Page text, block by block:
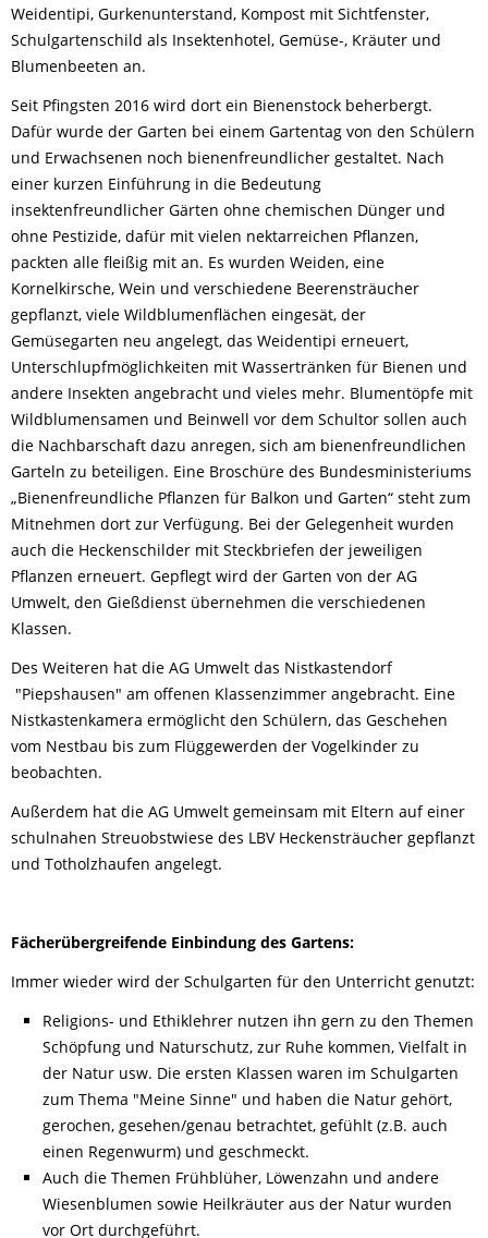
Weidentipi, Gurkenunterstand, Kompost mit Sichtfenster,
Schulgartenschild als Insektenhotel, Gemüse-, Kräuter und
Blumenbeeten an.
Seit Pfingsten 2016 wird dort ein Bienenstock beherbergt.
Dafür wurde der Garten bei einem Gartentag von den Schülern
und Erwachsenen noch bienenfreundlicher gestaltet. Nach
einer kurzen Einführung in die Bedeutung
insektenfreundlicher Gärten ohne chemischen Dünger und
ohne Pestizide, dafür mit vielen nektarreichen Pflanzen,
packten alle fleißig mit an. Es wurden Weiden, eine
Kornelkirsche, Wein und verschiedene Beerensträucher
gepflanzt, viele Wildblumenflächen eingesät, der
Gemüsegarten neu angelegt, das Weidentipi erneuert,
Unterschlupfmöglichkeiten mit Wassertränken für Bienen und
andere Insekten angebracht und vieles mehr. Blumentöpfe mit
Wildblumensamen und Beinwell vor dem Schultor sollen auch
die Nachbarschaft dazu anregen, sich am bienenfreundlichen
Garteln zu beteiligen. Eine Broschüre des Bundesministeriums
„Bienenfreundliche Pflanzen für Balkon und Garten“ steht zum
Mitnehmen dort zur Verfügung. Bei der Gelegenheit wurden
auch die Heckenschilder mit Steckbriefen der jeweiligen
Pflanzen erneuert. Gepflegt wird der Garten von der AG
Umwelt, den Gießdienst übernehmen die verschiedenen
Klassen.
Des Weiteren hat die AG Umwelt das Nistkastendorf
"Piepshausen" am offenen Klassenzimmer angebracht. Eine
Nistkastenkamera ermöglicht den Schülern, das Geschehen
vom Nestbau bis zum Flüggewerden der Vogelkinder zu
beobachten.
Außerdem hat die AG Umwelt gemeinsam mit Eltern auf einer
schulnahen Streuobstwiese des LBV Heckensträucher gepflanzt
und Totholzhaufen angelegt.
Fächerübergreifende Einbindung des Gartens:
Immer wieder wird der Schulgarten für den Unterricht genutzt:
Religions- und Ethiklehrer nutzen ihn gern zu den Themen
Schöpfung und Naturschutz, zur Ruhe kommen, Vielfalt in
der Natur usw. Die ersten Klassen waren im Schulgarten
zum Thema "Meine Sinne" und haben die Natur gehört,
gerochen, gesehen/genau betrachtet, gefühlt (z.B. auch
einen Regenwurm) und geschmeckt.
Auch die Themen Frühblüher, Löwenzahn und andere
Wiesenblumen sowie Heilkräuter aus der Natur wurden
vor Ort durchgeführt.